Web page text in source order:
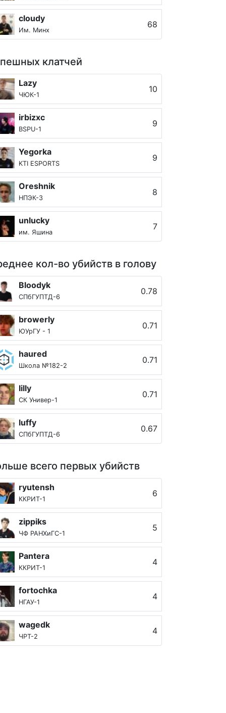
cloudy
Им. Минх
68
клатчей
Lazy
ЧЮК-1
10
irbizxc
BSPU-1
9
Yegorka
KTI ESPORTS
9
Oreshnik
НПЭК-3
8
unlucky
им. Яшина
7
кол-во убийств в голову
Bloodyk
СПбГУПТД-6
0.78
browerly
ЮУрГУ - 1
0.71
haured
Школа №182-2
0.71
lilly
СК Универ-1
0.71
luffy
СПбГУПТД-6
0.67
всего первых убийств
ryutensh
ККРИТ-1
6
zippiks
ЧФ РАНХиГС-1
5
Pantera
ККРИТ-1
4
fortochka
НГАУ-1
4
wagedk
ЧРТ-2
4